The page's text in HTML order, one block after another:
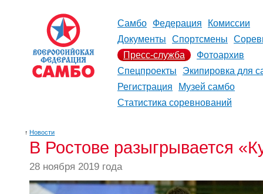
Самбо Федерация
Комиссии
Документы
Спортсмены
Пресс-служба
Фотоархив
Спецпроекты
Экипировка для
Регистрация
Музей самбо
Статистика соревнований
↑ Новости
В Ростове разыгрывается
28 ноября 2019 года